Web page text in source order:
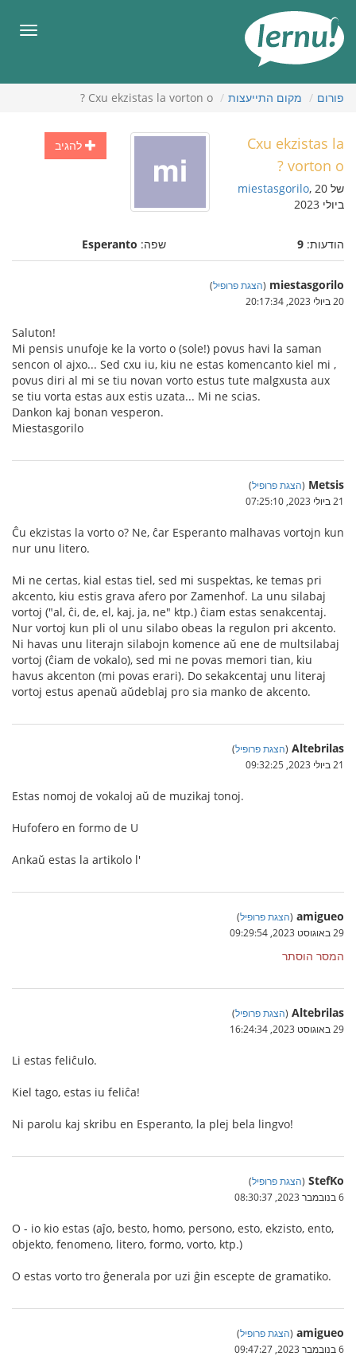
העניינים
פורום מקום התייעצות Cxu ekzistas la vorton o ?
להגיב
Cxu ekzistas la
vorton o ?
של miestasgorilo, 20
ביולי 2023
הודעות: 9 שפה: Esperanto
miestasgorilo
(הצגת פרופיל)
20 ביולי 2023, 20:17:34
Saluton!
Mi pensis unufoje ke la vorto o (sole!) povus havi la saman
sencon ol ajxo... Sed cxu iu, kiu ne estas komencanto kiel mi ,
povus diri al mi se tiu novan vorto estus tute malgxusta aux
se tiu vorta estas aux estis uzata... Mi ne scias.
Dankon kaj bonan vesperon.
Miestasgorilo
Metsis
(הצגת פרופיל)
21 ביולי 2023, 07:25:10
Ĉu ekzistas la vorto o? Ne, ĉar Esperanto malhavas vortojn kun
nur unu litero.
Mi ne certas, kial estas tiel, sed mi suspektas, ke temas pri
akcento, kiu estis grava afero por Zamenhof. La unu silabaj
vortoj ("al, ĉi, de, el, kaj, ja, ne" ktp.) ĉiam estas senakcentaj.
Nur vortoj kun pli ol unu silabo obeas la regulon pri akcento.
Ni havas unu literajn silabojn komence aŭ ene de multsilabaj
vortoj (ĉiam de vokalo), sed mi ne povas memori tian, kiu
havus akcenton (mi povas erari). Do sekakcentaj unu literaj
vortoj estus apenaŭ aŭdeblaj pro sia manko de akcento.
Altebrilas
(הצגת פרופיל)
21 ביולי 2023, 09:32:25
Estas nomoj de vokaloj aŭ de muzikaj tonoj.
Hufofero en formo de U
Ankaŭ estas la artikolo l'
amigueo
(הצגת פרופיל)
29 באוגוסט 2023, 09:29:54
המסר הוסתר
Altebrilas
(הצגת פרופיל)
29 באוגוסט 2023, 16:24:34
Li estas feliĉulo.
Kiel tago, estas iu feliĉa!
Ni parolu kaj skribu en Esperanto, la plej bela lingvo!
StefKo
(הצגת פרופיל)
6 בנובמבר 2023, 08:30:37
O - io kio estas (aĵo, besto, homo, persono, esto, ekzisto, ento,
objekto, fenomeno, litero, formo, vorto, ktp.)
O estas vorto tro ĝenerala por uzi ĝin escepte de gramatiko.
amigueo
(הצגת פרופיל)
6 בנובמבר 2023, 09:47:27